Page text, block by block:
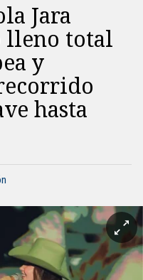
Jara
lleno total
y
hasta